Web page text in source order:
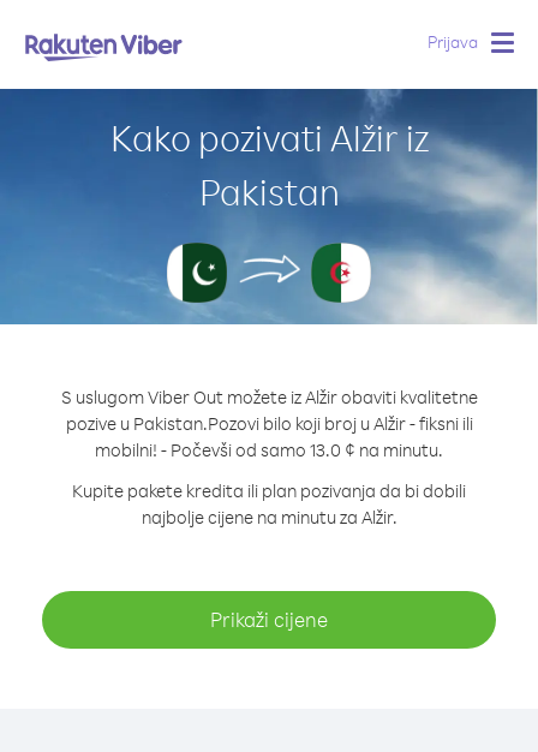
Prijava
Kako pozivati Alžir iz
Pakistan
S uslugom Viber Out možete iz Alžir obaviti kvalitetne
pozive u Pakistan.Pozovi bilo koji broj u Alžir - fiksni ili
mobilni! - Počevši od samo 13.0 ¢ na minutu.
Kupite pakete kredita ili plan pozivanja da bi dobili
najbolje cijene na minutu za Alžir.
Prikaži cijene